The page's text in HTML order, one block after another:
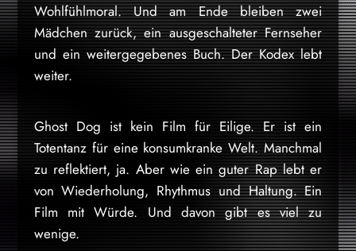
Wohlfühlmoral. Und am Ende bleiben zwei
Mädchen zurück, ein ausgeschalteter Fernseher
und ein weitergegebenes Buch. Der Kodex lebt
weiter.
Ghost Dog ist kein Film für Eilige. Er ist ein
Totentanz für eine konsumkranke Welt. Manchmal
zu reflektiert, ja. Aber wie ein guter Rap lebt er
von Wiederholung, Rhythmus und Haltung. Ein
Film mit Würde. Und davon gibt es viel zu
wenige.